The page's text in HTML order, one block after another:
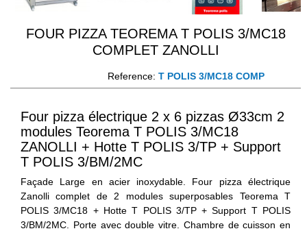
FOUR PIZZA TEOREMA T POLIS 3/MC18
COMPLET ZANOLLI
Reference: T POLIS 3/MC18 COMP
Four pizza électrique 2 x 6 pizzas Ø33cm 2
modules Teorema T POLIS 3/MC18
ZANOLLI + Hotte T POLIS 3/TP + Support
T POLIS 3/BM/2MC
Façade Large en acier inoxydable. Four pizza électrique
Zanolli complet de 2 modules superposables Teorema T
POLIS 3/MC18 + Hotte T POLIS 3/TP + Support T POLIS
3/BM/2MC. Porte avec double vitre. Chambre de cuisson en